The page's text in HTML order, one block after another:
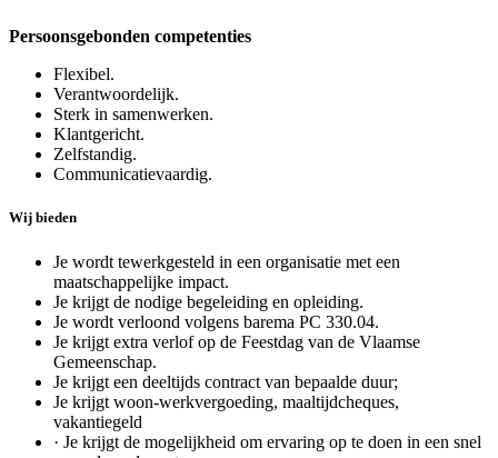
Persoonsgebonden competenties
Flexibel.
Verantwoordelijk.
Sterk in samenwerken.
Klantgericht.
Zelfstandig.
Communicatievaardig.
Wij bieden
Je wordt tewerkgesteld in een organisatie met een
maatschappelijke impact.
Je krijgt de nodige begeleiding en opleiding.
Je wordt verloond volgens barema PC 330.04.
Je krijgt extra verlof op de Feestdag van de Vlaamse
Gemeenschap.
Je krijgt een deeltijds contract van bepaalde duur;
Je krijgt woon-werkvergoeding, maaltijdcheques,
vakantiegeld
· Je krijgt de mogelijkheid om ervaring op te doen in een snel